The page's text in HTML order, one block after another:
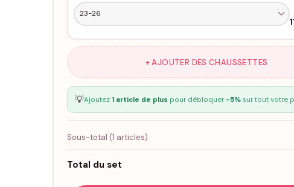
+ AJOUTER DES CHAUSSETTES
💡Ajoutez 1 article de plus pour débloquer -5%sur tout votre
Sous-total (1 articles)
Total du set